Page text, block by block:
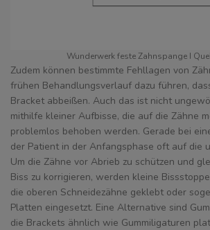
Wunderwerk feste Zahnspange I
Zudem können bestimmte Fehllagen von
frühen Behandlungsverlauf dazu führen,
Bracket abbeißen. Auch das ist nicht
mithilfe kleiner Aufbisse, die auf die Zähne
problemlos behoben werden. Gerade bei
der Patient in der Anfangsphase oft auf die
Um die Zähne vor Abrieb zu schützen und
Biss zu korrigieren, werden kleine
die oberen Schneidezähne geklebt oder
Platten eingesetzt. Eine Alternative sind
die Brackets ähnlich wie Gummiligaturen